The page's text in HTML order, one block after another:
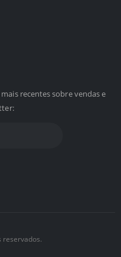
recentes sobre vendas e
reservados.